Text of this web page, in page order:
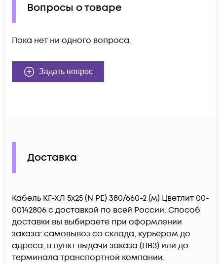
Вопросы о товаре
Пока нет ни одного вопроса.
Задать вопрос
Доставка
Кабель КГ-ХЛ 5х25 (N PE) 380/660-2 (м) Цветлит 00-
00142806 c доставкой по всей России. Способ
доставки вы выбираете при оформлении
заказа: самовывоз со склада, курьером до
адреса, в пункт выдачи заказа (ПВЗ) или до
терминала транспортной компании.